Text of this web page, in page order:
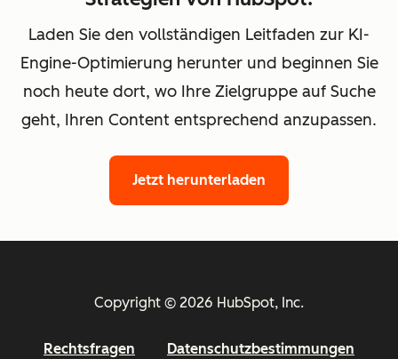
Laden Sie den vollständigen Leitfaden zur KI-
Engine-Optimierung herunter und beginnen Sie
noch heute dort, wo Ihre Zielgruppe auf Suche
geht, Ihren Content entsprechend anzupassen.
Jetzt herunterladen
Copyright © 2026 HubSpot, Inc.
Rechtsfragen Datenschutzbestimmungen